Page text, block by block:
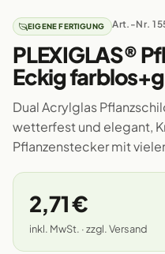
EIGENE FERTIGUNG Art.-Nr.
PLEXIGLAS®
Eckig
Dual Acrylglas
wetterfest und elegant,
Pflanzenstecker mit
2,71 €
inkl. MwSt. · zzgl. Versand